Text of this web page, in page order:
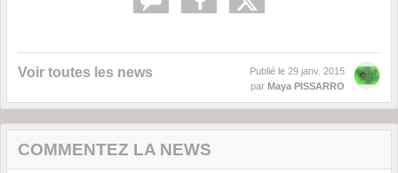
Voir toutes les news Publié le 29 janv. 2015
par Maya PISSARRO
COMMENTEZ LA NEWS